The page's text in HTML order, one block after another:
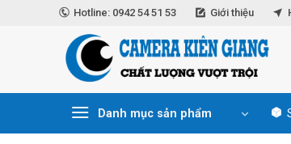
Hotline: 0942 54 51 53 Giới thiệu
Danh mục sản phẩm